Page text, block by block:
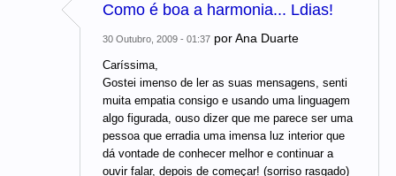
Como é boa a harmonia... Ldias!
30 Outubro, 2009 - 01:37 porAna Duarte
Caríssima,
Gostei imenso de ler as suas mensagens, senti
muita empatia consigo e usando uma linguagem
algo figurada, ouso dizer que me parece ser uma
pessoa que erradia uma imensa luz interior que
dá vontade de conhecer melhor e continuar a
ouvir falar, depois de começar! (sorriso rasgado)